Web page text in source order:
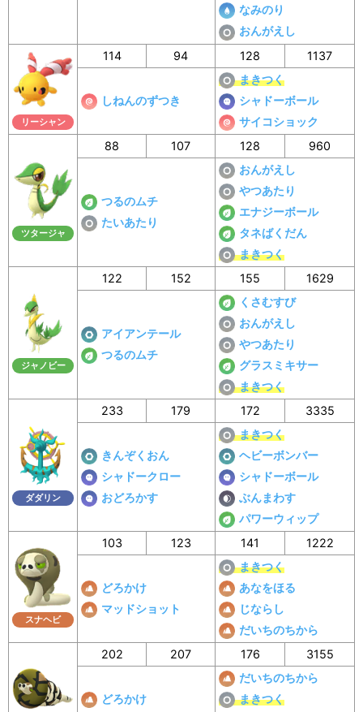
なみのり
おんがえし
リーシャン
114 94 128 1137
しねんのずつき
まきつく
シャドーボール
サイコショック
ツタージャ
88 107 128 960
つるのムチ
たいあたり
おんがえし
やつあたり
エナジーボール
タネばくだん
まきつく
ジャノビー
122 152 155 1629
アイアンテール
つるのムチ
くさむすび
おんがえし
やつあたり
グラスミキサー
まきつく
ダダリン
233 179 172 3335
きんぞくおん
シャドークロー
おどろかす
まきつく
ヘビーボンバー
シャドーボール
ぶんまわす
パワーウィップ
スナヘビ
103 123 141 1222
どろかけ
マッドショット
まきつく
あなをほる
じならし
だいちのちから
202 207 176 3155
どろかけ
だいちのちから
まきつく